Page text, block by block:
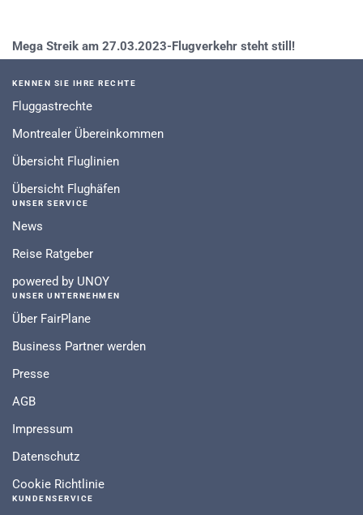
Mega Streik am 27.03.2023-Flugverkehr steht still!
KENNEN SIE IHRE RECHTE
Fluggastrechte
Montrealer Übereinkommen
Übersicht Fluglinien
Übersicht Flughäfen
UNSER SERVICE
News
Reise Ratgeber
powered by UNOY
UNSER UNTERNEHMEN
Über FairPlane
Business Partner werden
Presse
AGB
Impressum
Datenschutz
Cookie Richtlinie
KUNDENSERVICE